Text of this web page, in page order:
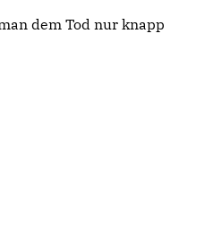
dem Tod nur knapp